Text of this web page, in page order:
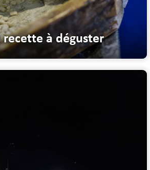
recette à déguster
et déguster : les macarons d'Allos...